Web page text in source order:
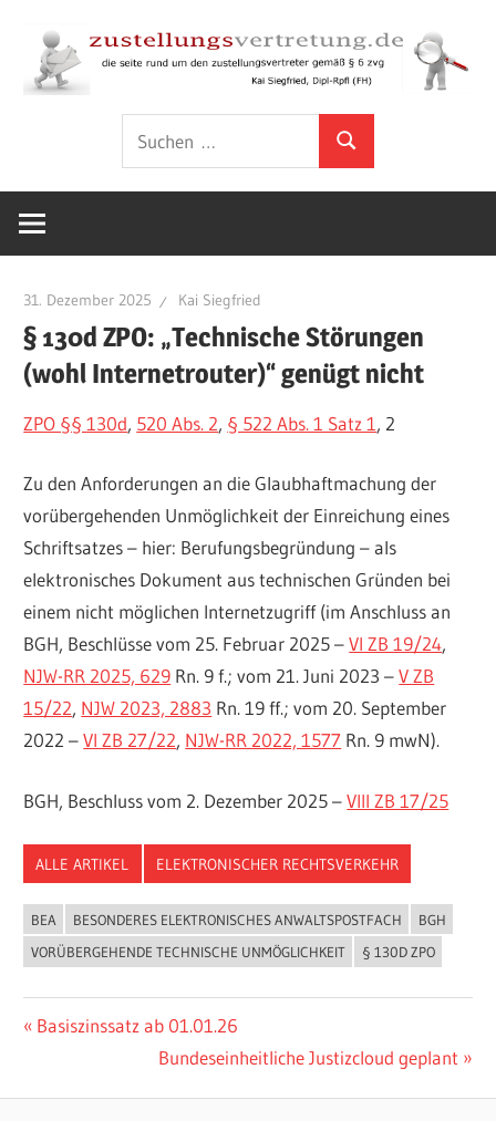
Inhalt
springen
gemäß
6
ZVG
Suchen
31. Dezember 2025 Kai Siegfried
§ 130d ZPO: „Technische Störungen
(wohl Internetrouter)“ genügt nicht
ZPO §§ 130d, 520 Abs. 2, § 522 Abs. 1 Satz 1, 2
Zu den Anforderungen an die Glaubhaftmachung der
vorübergehenden Unmöglichkeit der Einreichung eines
Schriftsatzes – hier: Berufungsbegründung – als
elektronisches Dokument aus technischen Gründen bei
einem nicht möglichen Internetzugriff (im Anschluss an
BGH, Beschlüsse vom 25. Februar 2025 –VI ZB 19/24,
NJW-RR 2025, 629 Rn. 9 f.; vom 21. Juni 2023 –V ZB
15/22, NJW 2023, 2883 Rn. 19 ff.; vom 20. September
2022 –VI ZB 27/22, NJW-RR 2022, 1577 Rn. 9 mwN).
BGH, Beschluss vom 2. Dezember 2025 –VIII ZB 17/25
ALLE ARTIKEL ELEKTRONISCHER RECHTSVERKEHR
BEA BESONDERES ELEKTRONISCHES ANWALTSPOSTFACH
BGH
VORÜBERGEHENDE TECHNISCHE UNMÖGLICHKEIT
§ 130D ZPO
Beitragsnavigation
Vorheriger
Basiszinssatz ab 01.01.26
Nächster
Bundeseinheitliche Justizcloud geplant